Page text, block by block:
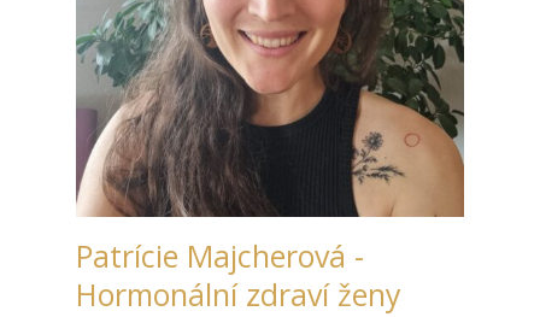
Patrície Majcherová -
Hormonální zdraví ženy